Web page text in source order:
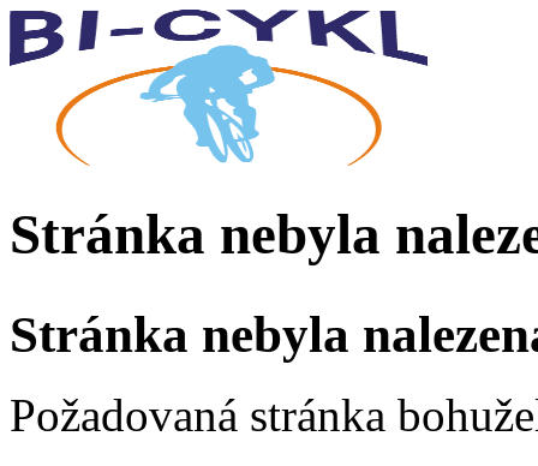
Stránka nebyla
Stránka nebyla
Požadovaná stránka